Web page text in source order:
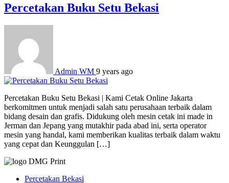
Percetakan Buku Setu Bekasi
Admin WM 9 years ago
Percetakan Buku Setu Bekasi | Kami Cetak Online Jakarta
berkomitmen untuk menjadi salah satu perusahaan terbaik dalam
bidang desain dan grafis. Didukung oleh mesin cetak ini made in
Jerman dan Jepang yang mutakhir pada abad ini, serta operator
mesin yang handal, kami memberikan kualitas terbaik dalam waktu
yang cepat dan Keunggulan […]
Percetakan Bekasi